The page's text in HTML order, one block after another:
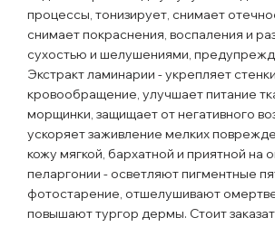
процессы, тонизирует, снимает
снимает покраснения, воспаления и
сухостью и шелушениями,
Экстракт ламинарии - укрепляет
кровообращение, улучшает питание
морщинки, защищает от негативного
ускоряет заживление мелких
кожу мягкой, бархатной и приятной на
пеларгонии - осветляют пигментные
фотостарение, отшелушивают
повышают тургор дермы. Стоит